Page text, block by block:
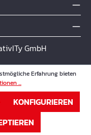
GmbH
Erfahrung bieten
...
KONFIGURIEREN